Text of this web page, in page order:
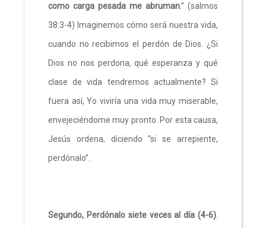
como carga pesada me abruman.” (salmos
38:3-4) Imaginemos cómo será nuestra vida,
cuando no recibimos el perdón de Dios. ¿Si
Dios no nos perdona, qué esperanza y qué
clase de vida tendremos actualmente? Si
fuera así, Yo viviría una vida muy miserable,
envejeciéndome muy pronto. Por esta causa,
Jesús ordena, diciendo “si se arrepiente,
perdónalo”.
Segundo, Perdónalo siete veces al día (4-6)